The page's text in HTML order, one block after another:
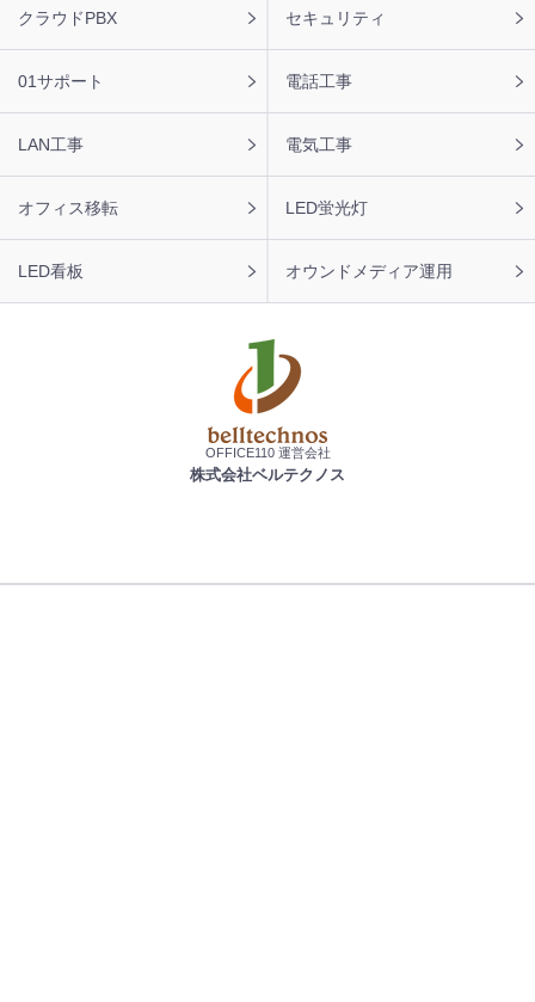
クラウドPBX セキュリティ
01サポート 電話工事
LAN工事 電気工事
オフィス移転 LED蛍光灯
LED看板 オウンドメディア運用
OFFICE110 運営会社
株式会社ベルテクノス